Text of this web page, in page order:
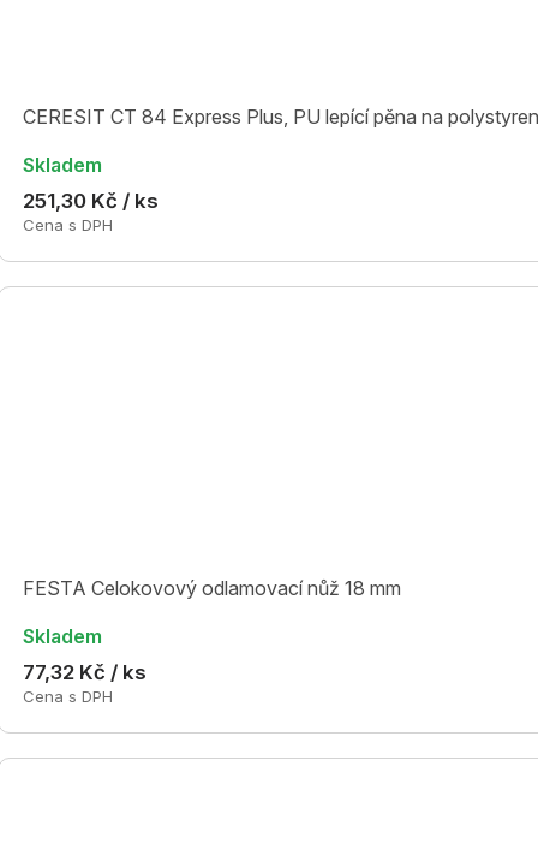
CERESIT CT 84 Express Plus, PU lepící pěna na
Skladem
251,30 Kč / ks
Cena s DPH
FESTA Celokovový odlamovací nůž 18 mm
Skladem
77,32 Kč / ks
Cena s DPH